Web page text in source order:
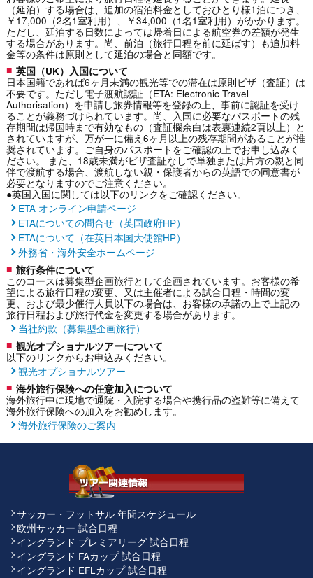
（延泊）する場合は、追加の宿泊料金としておひとり様1泊につき、
￥17,000（2名1室利用）、￥34,000（1名1室利用）がかかります。
ただし、延泊する日数によっては帰着日による航空券の差額が発生
する場合があります。尚、前泊（旅行日程を前に延ばす）も追加料
金等の条件は原則として延泊の場合と同額です。
英国（UK）入国について
日本国籍であれば6ヶ月未満の観光等での滞在は原則ビザ（査証）は
不要です。ただし電子渡航認証（ETA: Electronic Travel
Authorisation）を申請し旅券情報等を登録の上、事前に認証を受け
ることが義務づけられています。尚、入国に必要なパスポートの残
存期間は帰国時まで有効なもの（査証欄余白は表裏連続2頁以上）と
されていますが、万が一に備え6ヶ月以上の残存期間があることが推
奨されています。ご自身のパスポートをご確認の上でお申し込みく
ださい。 また、18歳未満がビザ査証なしで単独または片方の親と同
伴で渡航する場合、渡航しない親・保護者からの英語での同意書が
必要となりますのでご注意ください。
●英国入国に関しては以下のリンクをご確認ください。
ETA オンライン申請ページ
ETAについての問合せ（英国政府HP）
ETAについて（在英日本国大使館HP）
外務省・海外安全ホームページ
旅行条件について
このコースは募集型企画旅行として企画されています。お客様の希
望による旅行日程の変更、又は主催者による試合日程・時間の変
更、および最少催行人員以下の場合は、お客様の承諾の上で上記の
旅行日程および旅行代金を変更する場合があります。
当社約款（募集型企画旅行）
観光オプショナルツアーについて
以下のリンクからお申込みください。
観光オプショナルツアー
海外旅行保険への任意加入について
海外旅行中に現地で通院・入院する場合や携行品の盗難等に備えて
海外旅行保険への加入をお勧めします。
海外旅行保険のご案内
サッカー・フットサル 年間スケジュール
欧州サッカー 試合日程
イングランド プレミアリーグ 試合日程
イングランド FAカップ 試合日程
イングランド EFLカップ 試合日程